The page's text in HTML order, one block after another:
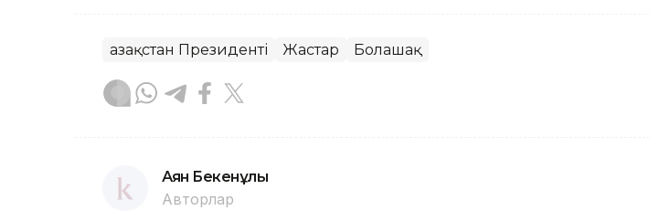
Қазақстан Президенті Жастар Болашақ
Аян Бекенұлы
Авторлар